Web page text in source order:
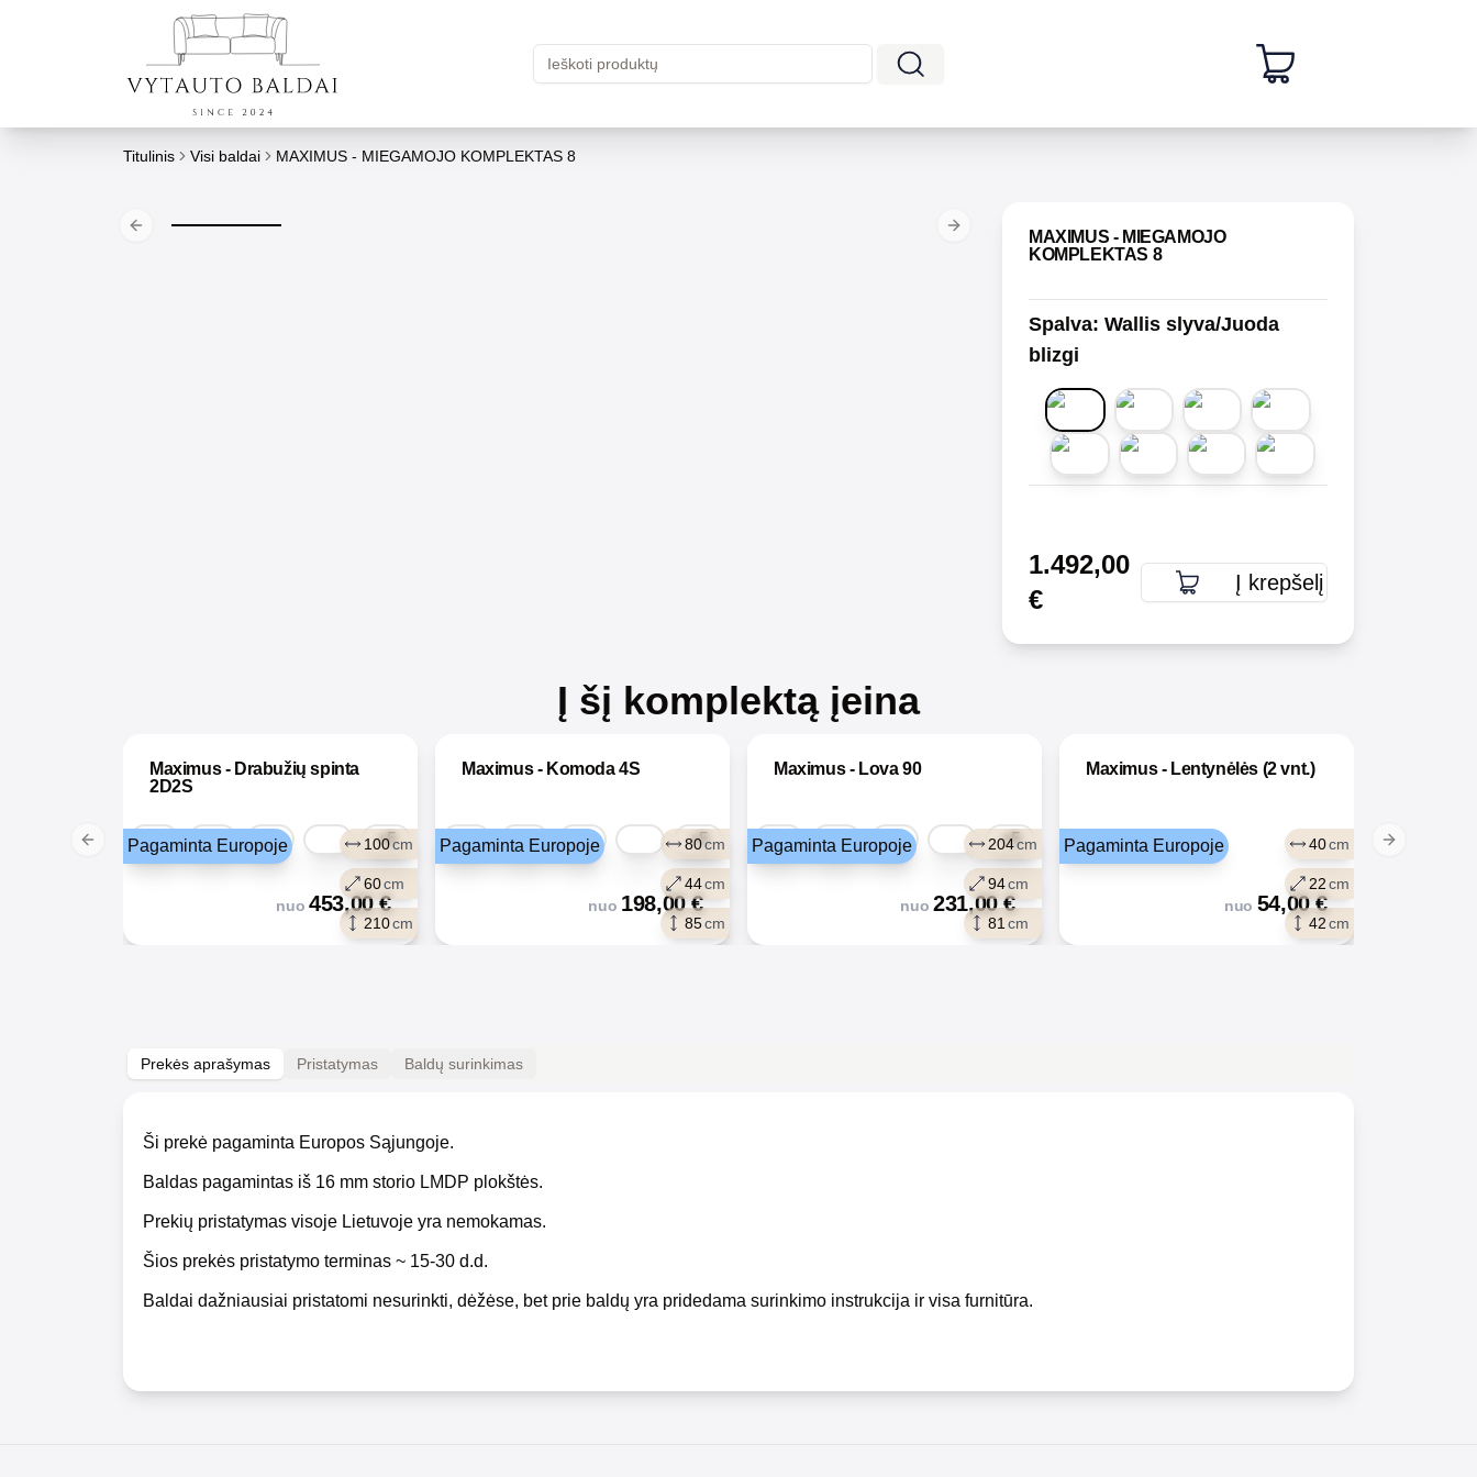
Titulinis Visi baldai MAXIMUS - MIEGAMOJO KOMPLEKTAS 8
Previous slide Next slide
MAXIMUS - MIEGAMOJO
KOMPLEKTAS 8
Spalva: Wallis slyva/Juoda
blizgi
1.492,00
€
Į krepšelį
Į šį komplektą įeina
Previous slide
Maximus - Drabužių spinta
2D2S
100cm
60cm
210cm
Pagaminta Europoje +5
nuo 453,00€
Maximus - Komoda 4S
80cm
44cm
85cm
Pagaminta Europoje +5
nuo 198,00€
Maximus - Lova 90
204cm
94cm
81 cm
Pagaminta Europoje +5
nuo 231,00€
Maximus - Lentynėlės (2 vnt.)
40cm
22cm
42cm
Pagaminta Europoje
nuo 54,00€
Pagaminta
Next slide
Prekės aprašymas Pristatymas Baldų surinkimas
Ši prekė pagaminta Europos Sąjungoje.
Baldas pagamintas iš 16 mm storio LMDP plokštės.
Prekių pristatymas visoje Lietuvoje yra nemokamas.
Šios prekės pristatymo terminas ~ 15-30 d.d.
Baldai dažniausiai pristatomi nesurinkti, dėžėse, bet prie baldų yra pridedama surinkimo instrukcija ir visa furnitūra.